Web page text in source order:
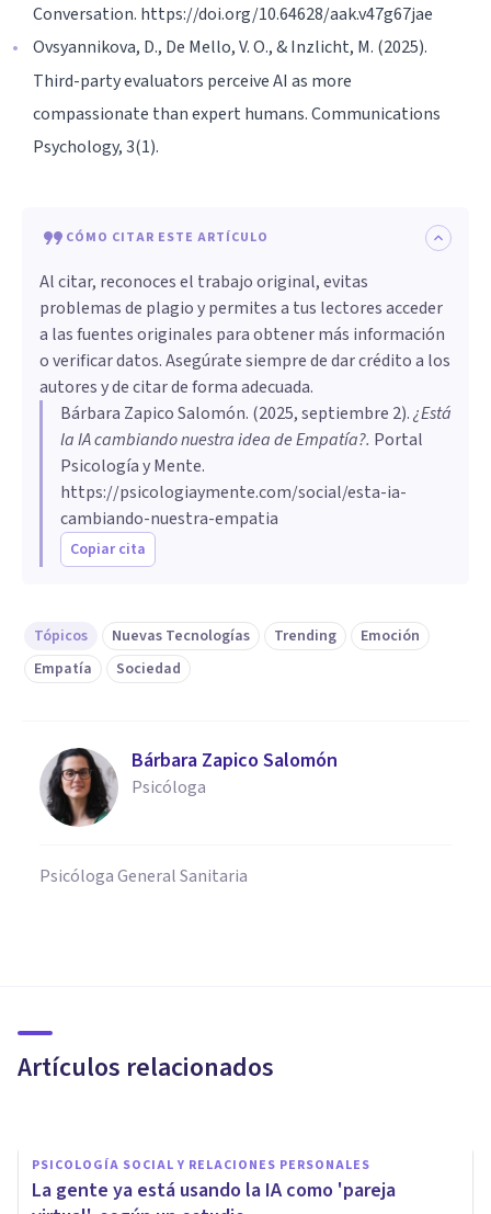
Conversation. https://doi.org/10.64628/aak.v47g67jae
Ovsyannikova, D., De Mello, V. O., & Inzlicht, M. (2025).
Third-party evaluators perceive AI as more
compassionate than expert humans. Communications
Psychology, 3(1).
CÓMO CITAR ESTE ARTÍCULO
Al citar, reconoces el trabajo original, evitas
problemas de plagio y permites a tus lectores acceder
a las fuentes originales para obtener más información
o verificar datos. Asegúrate siempre de dar crédito a los
autores y de citar de forma adecuada.
Bárbara Zapico Salomón. (2025, septiembre 2).¿Está
la IA cambiando nuestra idea de Empatía?. Portal
Psicología y Mente.
https://psicologiaymente.com/social/esta-ia-
cambiando-nuestra-empatia
Copiar cita
Tópicos Nuevas Tecnologías Trending
Emoción
Empatía
Sociedad
Bárbara Zapico Salomón
Psicóloga
Psicóloga General Sanitaria
Artículos relacionados
vivir con la duda
PSICOLOGÍA SOCIAL Y RELACIONES PERSONALES
La gente ya está usando la IA como 'pareja